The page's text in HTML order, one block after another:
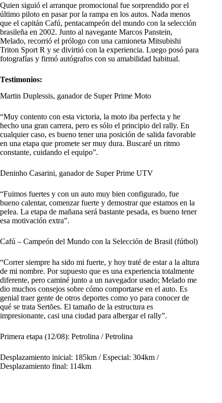
Quien siguió el arranque promocional fue sorprendido por el
último piloto en pasar por la rampa en los autos. Nada menos
que el capitán Cafú, pentacampeón del mundo con la selección
brasileña en 2002. Junto al navegante Marcos Panstein,
Melado, recorrió el prólogo con una camioneta Mitsubishi
Triton Sport R y se divirtió con la experiencia. Luego posó para
fotografías y firmó autógrafos con su amabilidad habitual.
Testimonios:
Martin Duplessis, ganador de Super Prime Moto
“Muy contento con esta victoria, la moto iba perfecta y he
hecho una gran carrera, pero es sólo el principio del rally. En
cualquier caso, es bueno tener una posición de salida favorable
en una etapa que promete ser muy dura. Buscaré un ritmo
constante, cuidando el equipo”.
Deninho Casarini, ganador de Super Prime UTV
“Fuimos fuertes y con un auto muy bien configurado, fue
bueno calentar, comenzar fuerte y demostrar que estamos en la
pelea. La etapa de mañana será bastante pesada, es bueno tener
esa motivación extra”.
Cafú – Campeón del Mundo con la Selección de Brasil (fútbol)
“Correr siempre ha sido mi fuerte, y hoy traté de estar a la altura
de mi nombre. Por supuesto que es una experiencia totalmente
diferente, pero caminé junto a un navegador usado; Melado me
dio muchos consejos sobre cómo comportarse en el auto. Es
genial traer gente de otros deportes como yo para conocer de
qué se trata Sertões. El tamaño de la estructura es
impresionante, casi una ciudad para albergar el rally”.
Primera etapa (12/08): Petrolina / Petrolina
Desplazamiento inicial: 185km / Especial: 304km /
Desplazamiento final: 114km